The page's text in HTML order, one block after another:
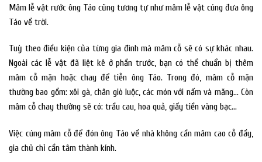
Mâm lễ vật rước ông Táo cũng tương tự như mâm lễ vật cúng đưa ông
Táo về trời.
Tuỳ theo điều kiện của từng gia đình mà mâm cỗ sẽ có sự khác nhau.
Ngoài các lễ vật đã liệt kê ở phần trước, bạn có thể chuẩn bị thêm
mâm cỗ mặn hoặc chay để tiễn ông Táo. Trong đó, mâm cỗ mặn
thường bao gồm: xôi gà, chân giò luộc, các món với nấm và măng… Còn
mâm cỗ chay thường sẽ có: trầu cau, hoa quả, giấy tiền vàng bạc…
Việc cúng mâm cỗ để đón ông Táo về nhà không cần mâm cao cỗ đầy,
gia chủ chỉ cần tâm thành kính.